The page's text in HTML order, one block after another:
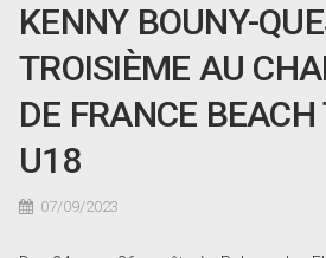
KENNY BOUNY-
TROISIÈME AU
DE FRANCE
U18
07/09/2023